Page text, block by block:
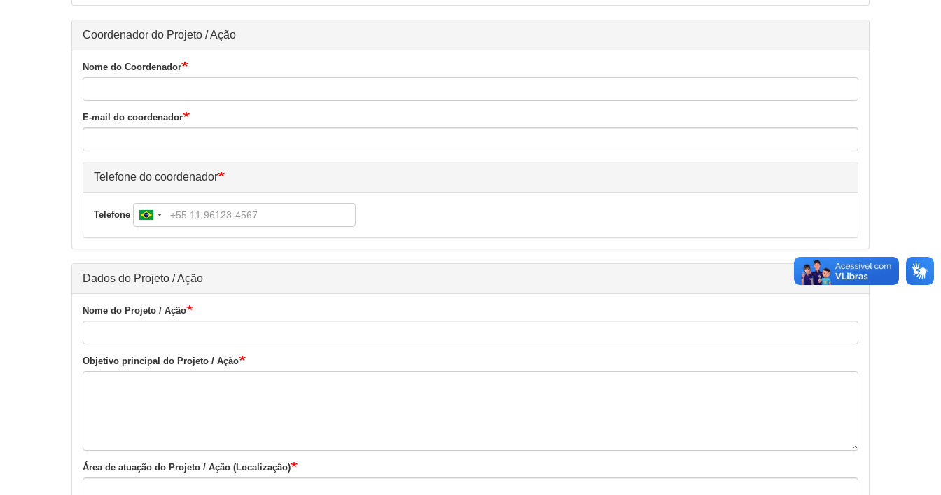
Coordenador do Projeto / Ação
Nome do Coordenador
E-mail do coordenador
Telefone do coordenador
Telefone
Dados do Projeto / Ação
Nome do Projeto / Ação
Objetivo principal do Projeto / Ação
Área de atuação do Projeto / Ação (Localização)